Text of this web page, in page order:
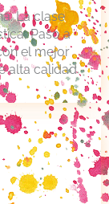
La clase
Paso a
el mejor
alta calidad